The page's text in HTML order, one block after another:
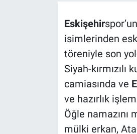
Eskişehir
isimlerinden
töreniyle son
Siyah-
camiasında ve
ve hazırlık
Öğle namazını
mülki erkan,